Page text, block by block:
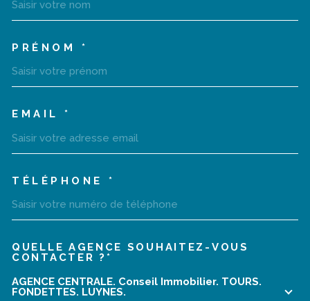
PRÉNOM *
EMAIL *
TÉLÉPHONE *
QUELLE AGENCE SOUHAITEZ-VOUS
CONTACTER ?*
AGENCE CENTRALE. Conseil Immobilier. TOURS.
FONDETTES. LUYNES.